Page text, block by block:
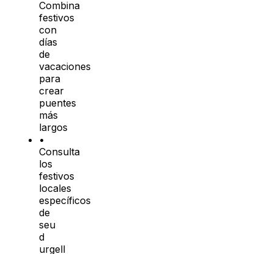
Combina
festivos
con
días
de
vacaciones
para
crear
puentes
más
largos
•
Consulta
los
festivos
locales
específicos
de
seu
d
urgell